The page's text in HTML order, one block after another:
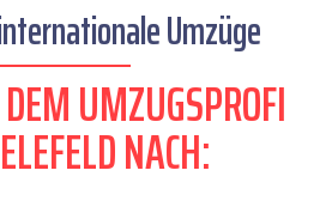
Umzüge
UMZUGSPROFI
NACH: